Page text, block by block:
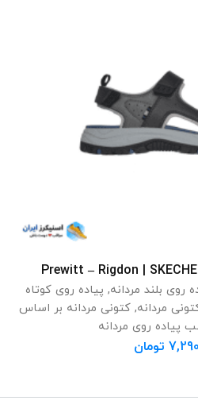
گزینه ها
روی بلند مردانه, پیاده روی کوتاه
مردانه, کتونی مردانه بر اساس
پیاده روی مردانه
تومان